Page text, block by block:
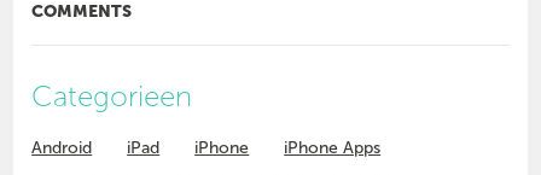
COMMENTS
Categorieen
Android iPad iPhone
iPhone Apps